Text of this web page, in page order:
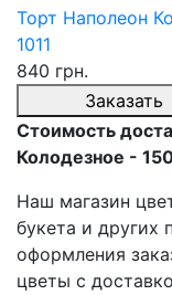
Торт Наполеон
1011
840 грн.
Заказать
Стоимость
Колодезное -
Наш магазин
букета и других
оформления
цветы с